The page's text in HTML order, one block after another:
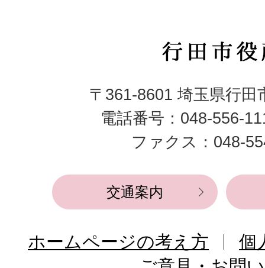
行
市
役
所
〒361-8601 埼玉県行田
電話番号：048-556-
ファクス：048-
交通案内
ホームページの考え方
個